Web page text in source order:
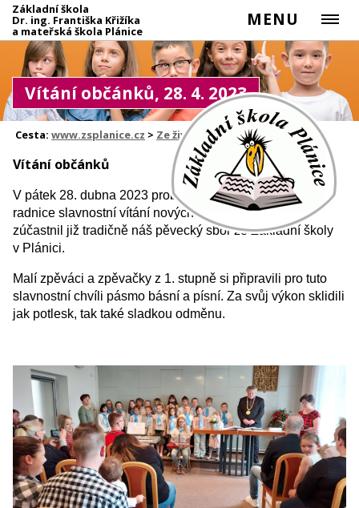
MENU
Základní škola
Dr. ing. Františka Křižíka
a mateřská škola Plánice
Vítání občánků, 28. 4. 2023
Cesta: www.zsplanice.cz > Ze života školy
Vítání občánků
V pátek 28. dubna 2023 proběhlo v obřadní síni plánické
radnice slavnostní vítání nových občánků, kterého se
zúčastnil již tradičně náš pěvecký sbor ze Základní školy
v Plánici.
Malí zpěváci a zpěvačky z 1. stupně si připravili pro tuto
slavnostní chvíli pásmo básní a písní. Za svůj výkon sklidili
jak potlesk, tak také sladkou odměnu.